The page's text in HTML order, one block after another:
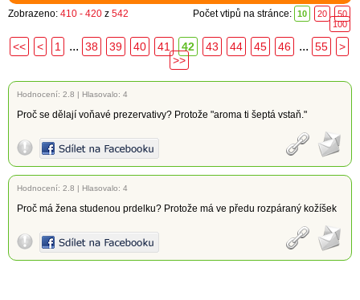
Zobrazeno: 410 - 420 z 542 Počet vtipů na stránce: 10 20
50
100
<< < 1 ... 38 39 40 41 42 43 44 45 46 ... 55
>
>>
Hodnocení: 2.8 | Hlasovalo: 4
Proč se dělají voňavé prezervativy? Protože "aroma ti šeptá vstaň."
Hodnocení: 2.8 | Hlasovalo: 4
Proč má žena studenou prdelku? Protože má ve předu rozpáraný kožíšek